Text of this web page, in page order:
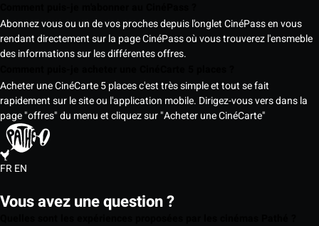
Abonnez vous ou un de vos proches depuis l'onglet CinéPass en vous
rendant directement sur la page CinéPass où vous trouverez l'ensmeble
des informations sur les différentes offres.
Acheter une CinéCarte 5 places c'est très simple et tout se fait
rapidement sur le site ou l'application mobile. Dirigez-vous vers dans la
page "offres" du menu et cliquez sur "Acheter une CinéCarte"
FREN
Vous avez une question ?